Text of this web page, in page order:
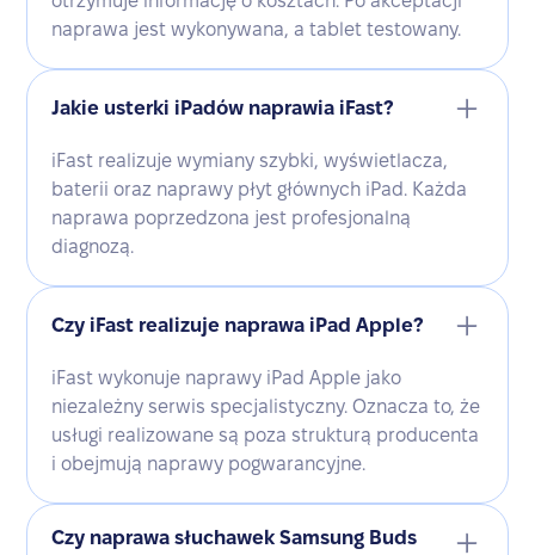
naprawa jest wykonywana, a tablet testowany.
Jakie usterki iPadów naprawia iFast?
iFast realizuje wymiany szybki, wyświetlacza,
baterii oraz naprawy płyt głównych iPad. Każda
naprawa poprzedzona jest profesjonalną
diagnozą.
Czy iFast realizuje naprawa iPad Apple?
iFast wykonuje naprawy iPad Apple jako
niezależny serwis specjalistyczny. Oznacza to, że
usługi realizowane są poza strukturą producenta
i obejmują naprawy pogwarancyjne.
Czy naprawa słuchawek Samsung Buds